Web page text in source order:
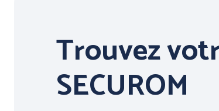
Trouvez
SECUROM